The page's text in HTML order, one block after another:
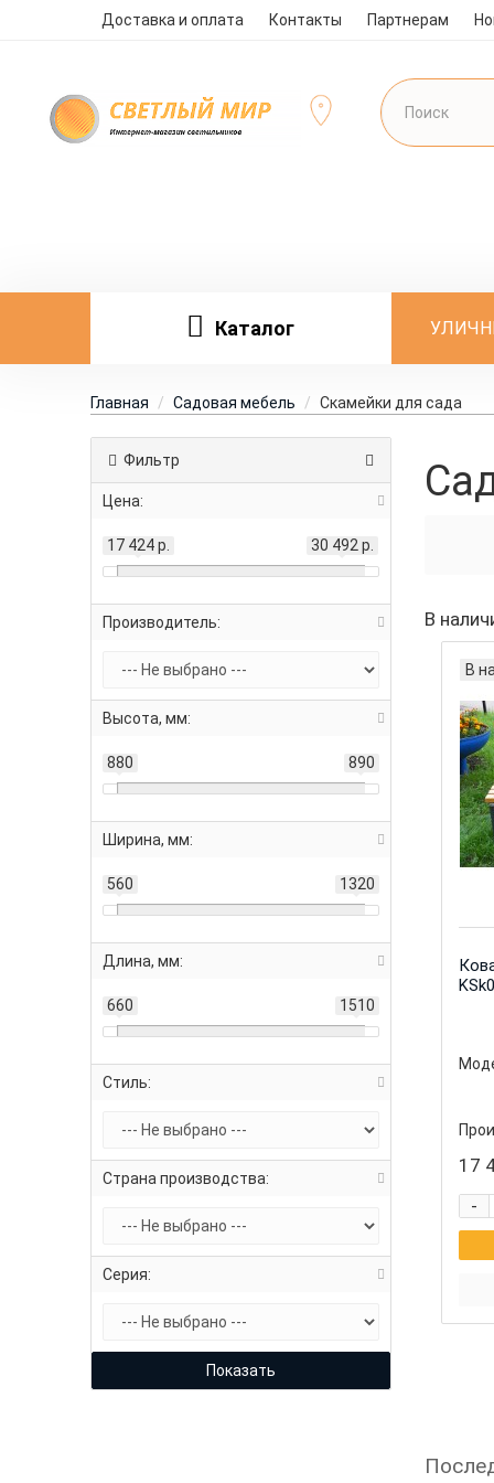
Доставка и оплата Контакты Партнерам
Каталог
Главная Садовая мебель Скамейки для сада
Фильтр
Цена:
17 424 р. 30 492 р.
Производитель:
Высота, мм:
880 890
Ширина, мм:
560 1320
Длина, мм:
660 1510
Стиль:
Страна производства:
Серия:
Показать
В
В
17
-